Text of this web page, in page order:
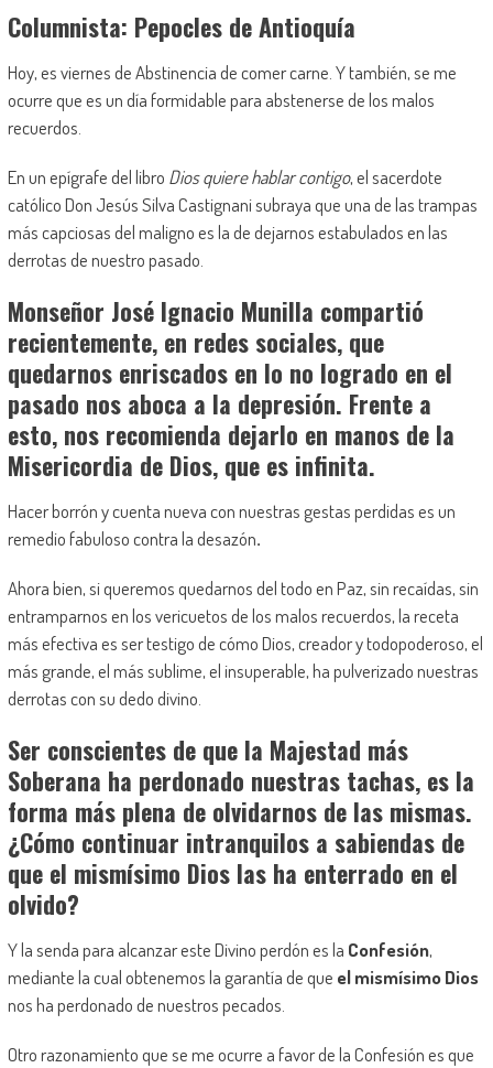
Columnista: Pepocles de Antioquía
Hoy, es viernes de Abstinencia de comer carne. Y también, se me
ocurre que es un día formidable para abstenerse de los malos
recuerdos.
En un epígrafe del libro Dios quiere hablar contigo, el sacerdote
católico Don Jesús Silva Castignani subraya que una de las trampas
más capciosas del maligno es la de dejarnos estabulados en las
derrotas de nuestro pasado.
Monseñor José Ignacio Munilla compartió
recientemente, en redes sociales, que
quedarnos enriscados en lo no logrado en el
pasado nos aboca a la depresión. Frente a
esto, nos recomienda dejarlo en manos de la
Misericordia de Dios, que es infinita.
Hacer borrón y cuenta nueva con nuestras gestas perdidas es un
remedio fabuloso contra la desazón.
Ahora bien, si queremos quedarnos del todo en Paz, sin recaídas, sin
entramparnos en los vericuetos de los malos recuerdos, la receta
más efectiva es ser testigo de cómo Dios, creador y todopoderoso, el
más grande, el más sublime, el insuperable, ha pulverizado nuestras
derrotas con su dedo divino.
Ser conscientes de que la Majestad más
Soberana ha perdonado nuestras tachas, es la
forma más plena de olvidarnos de las mismas.
¿Cómo continuar intranquilos a sabiendas de
que el mismísimo Dios las ha enterrado en el
olvido?
Y la senda para alcanzar este Divino perdón es la Confesión,
mediante la cual obtenemos la garantía de que el mismísimo Dios
nos ha perdonado de nuestros pecados.
Otro razonamiento que se me ocurre a favor de la Confesión es que